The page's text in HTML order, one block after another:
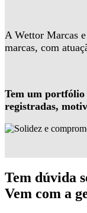
A Wettor Marcas
marcas, com
Tem um portfólio
registradas,
Tem dúvida
Vem com a